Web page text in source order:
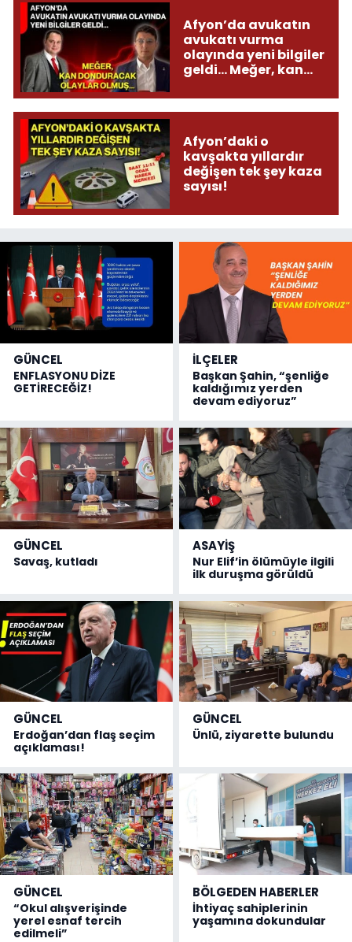
Afyon’da avukatın
avukatı vurma
olayında yeni bilgiler
geldi... Meğer, kan
olmuş...
Afyon’daki o
kavşakta yıllardır
değişen tek şey kaza
sayısı!
GÜNCEL
ENFLASYONU DİZE
GETİRECEĞİZ!
İLÇELER
Başkan Şahin, “şenliğe
kaldığımız yerden
devam ediyoruz”
GÜNCEL
Savaş, kutladı
ASAYİŞ
Nur Elif’in ölümüyle ilgili
ilk duruşma görüldü
GÜNCEL
Erdoğan’dan flaş seçim
açıklaması!
GÜNCEL
Ünlü, ziyarette bulundu
GÜNCEL
“Okul alışverişinde
yerel esnaf tercih
edilmeli”
BÖLGEDEN HABERLER
İhtiyaç sahiplerinin
yaşamına dokundular